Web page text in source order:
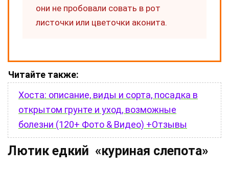
они не пробовали совать в рот
листочки или цветочки аконита.
Читайте также:
Хоста: описание, виды и сорта, посадка в
открытом грунте и уход, возможные
болезни (120+ Фото & Видео) +Отзывы
Лютик едкий «куриная слепота»